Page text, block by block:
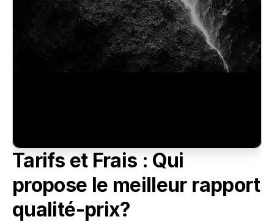
Tarifs et Frais : Qui
propose le meilleur rapport
qualité-prix?